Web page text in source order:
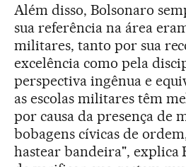
Além disso, Bolsonaro
sua referência na área
militares, tanto por sua
excelência como pela
perspectiva ingênua e
as escolas militares têm
por causa da presença de
bobagens cívicas de
hastear bandeira", explica